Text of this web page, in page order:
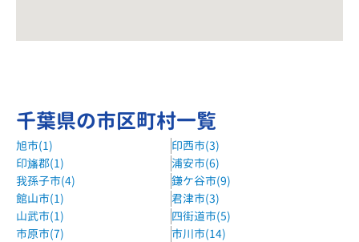
千葉県の市区町村一覧
旭市(1)
印西市(3)
印旛郡(1)
浦安市(6)
我孫子市(4)
鎌ケ谷市(9)
館山市(1)
君津市(3)
山武市(1)
四街道市(5)
市原市(7)
市川市(14)